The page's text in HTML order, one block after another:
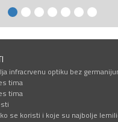
infracrvenu optiku bez
tima
tima
se koristi i koje su najbolje